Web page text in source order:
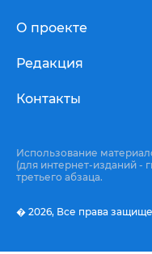
О проекте
Редакция
Контакты
Использование
(для интернет-изданий -
третьего абзаца.
� 2026, Все права